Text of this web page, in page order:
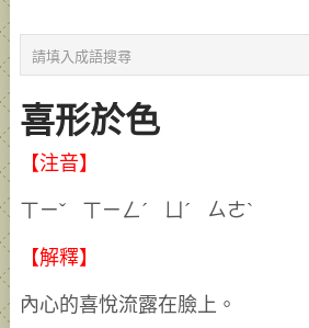
喜形於色
【注音】
ㄒㄧˇ ㄒㄧㄥˊ ㄩˊ ㄙㄜˋ
【解釋】
內心的喜悅流露在臉上。